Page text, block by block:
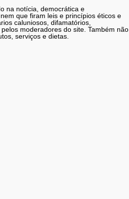
na notícia, democrática e
que firam leis e princípios éticos e
caluniosos, difamatórios,
moderadores do site. Também não
serviços e dietas.